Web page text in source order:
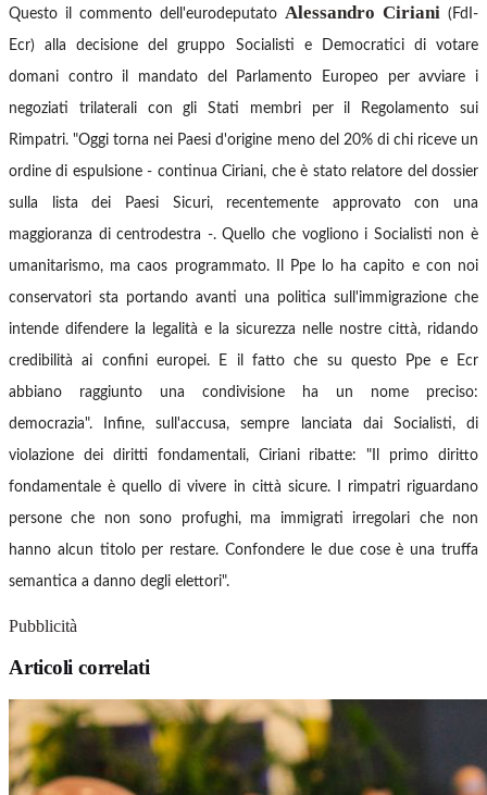
Questo il commento dell'eurodeputato Alessandro Ciriani (FdI-
Ecr) alla decisione del gruppo Socialisti e Democratici di votare
domani contro il mandato del Parlamento Europeo per avviare i
negoziati trilaterali con gli Stati membri per il Regolamento sui
Rimpatri."Oggi torna nei Paesi d'origine meno del 20% di chi riceve un
ordine di espulsione - continua Ciriani, che è stato relatore del dossier
sulla lista dei Paesi Sicuri, recentemente approvato con una
maggioranza di centrodestra -. Quello che vogliono i Socialisti non è
umanitarismo, ma caos programmato. Il Ppe lo ha capito e con noi
conservatori sta portando avanti una politica sull'immigrazione che
intende difendere la legalità e la sicurezza nelle nostre città, ridando
credibilità ai confini europei. E il fatto che su questo Ppe e Ecr
abbiano raggiunto una condivisione ha un nome preciso:
democrazia". Infine, sull'accusa, sempre lanciata dai Socialisti, di
violazione dei diritti fondamentali, Ciriani ribatte: "Il primo diritto
fondamentale è quello di vivere in città sicure. I rimpatri riguardano
persone che non sono profughi, ma immigrati irregolari che non
hanno alcun titolo per restare. Confondere le due cose è una truffa
semantica a danno degli elettori".
Pubblicità
Articoli correlati